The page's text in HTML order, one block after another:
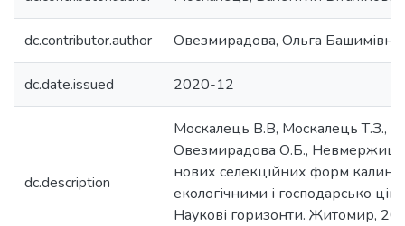
dc.contributor.author Овезмирадова, Ольга Башимівна
dc.date.issued 2020-12
dc.description
Москалець В.В, Москалець Т.З.,
Овезмирадова О.Б.,
нових селекційних форм калини
екологічними і господарсько
Наукові горизонти. Житомир,